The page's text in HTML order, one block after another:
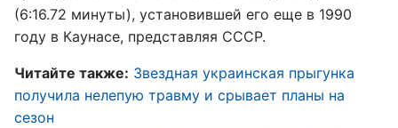
(6:16.72 минуты), установившей его еще в 1990
году в Каунасе, представляя СССР.
Читайте также: Звездная украинская прыгунка
получила нелепую травму и срывает планы на
сезон